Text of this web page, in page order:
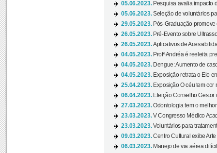
05.06.2023. Pesquisa avalia impacto
05.06.2023.Seleção de voluntários
29.05.2023. Pós-Graduação
26.05.2023. Pré-Evento sobre
26.05.2023.Aplicativos de
04.05.2023. Profª Andréa é reeleita
04.05.2023. Dengue: Aumento de
04.05.2023. Exposição retrata o Elo
25.04.2023. Exposição O céu tem cor
06.04.2023. Eleição Conselho Gestor
27.03.2023.Odontologia tem o
23.03.2023.V Congresso Médico
23.03.2023.Voluntários para
09.03.2023.Centro Cultural exibe
06.03.2023. Manejo de via aérea